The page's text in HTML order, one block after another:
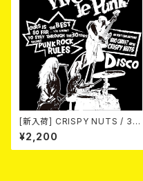
[新入荷] CRISPY NUTS / 30t
h Anniversary Vol.2 (7"EP)
¥2,200